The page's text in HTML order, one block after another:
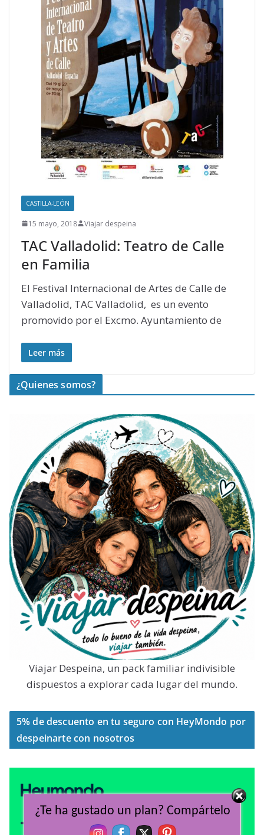
CASTILLA-LEÓN
15 mayo, 2018 Viajar despeina
TAC Valladolid: Teatro de Calle
en Familia
El Festival Internacional de Artes de Calle de
Valladolid, TAC Valladolid, es un evento
promovido por el Excmo. Ayuntamiento de
Leer más
¿Quienes somos?
Viajar Despeina, un pack familiar indivisible
dispuestos a explorar cada lugar del mundo.
5% de descuento en tu seguro con HeyMondo por
despeinarte con nosotros
¿Te ha gustado un plan? Compártelo